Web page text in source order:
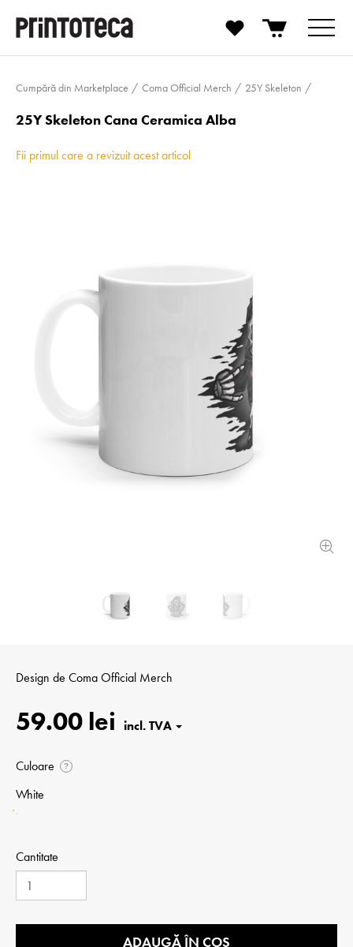
Cumpără din Marketplace Coma Official Merch 25Y Skeleton
25Y Skeleton Cana Ceramica Alba
Fii primul care a revizuit acest articol
Design de Coma Official Merch
59.00 lei
Culoare ?
White
Cantitate
ADAUGĂ ÎN COȘ